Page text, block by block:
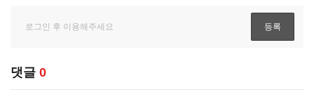
댓글 0